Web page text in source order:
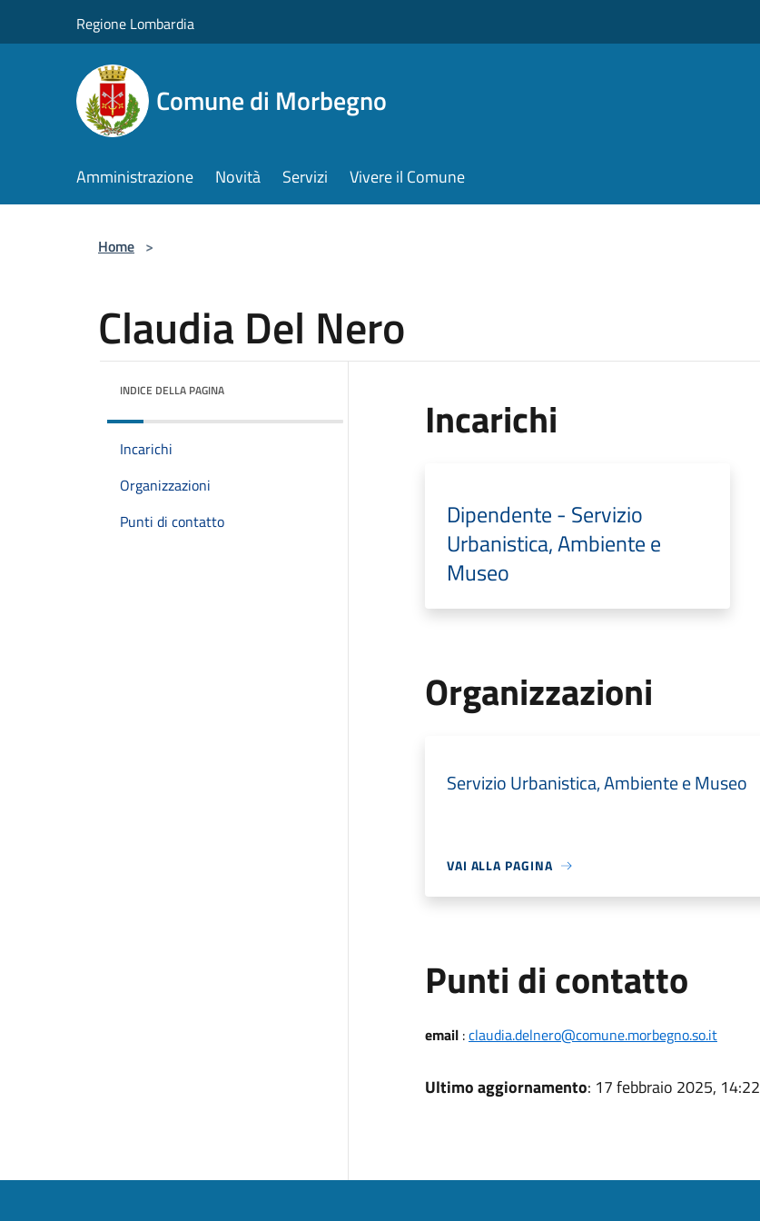
Regione Lombardia
Comune di Morbegno
Amministrazione Novità Servizi Vivere il Comune
Home >
Claudia Del Nero
INDICE DELLA PAGINA
Incarichi
Organizzazioni
Punti di contatto
Incarichi
Dipendente - Servizio
Urbanistica, Ambiente e
Museo
Organizzazioni
Servizio Urbanistica, Ambiente e Museo
VAI ALLA PAGINA
Punti di contatto
email:claudia.delnero@comune.morbegno.so.it
Ultimo aggiornamento: 17 febbraio 2025, 14:22